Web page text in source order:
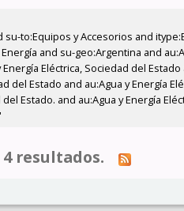
to:Equipos y Accesorios and
and su-geo:Argentina and
Eléctrica, Sociedad del
del Estado and au:Agua y Energía
Estado. and au:Agua y Energía
resultados.